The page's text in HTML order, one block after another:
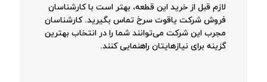
لازم قبل از خرید این قطعه، بهتر است با کارشناسان
فروش شرکت یاقوت سرخ تماس بگیرید. کارشناسان
مجرب این شرکت می‌توانند شما را در انتخاب بهترین
گزینه برای نیازهایتان راهنمایی کنند.